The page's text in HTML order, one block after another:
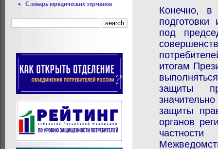
Словарь юридических терминов
Конечно, в
под
итогам
защиты
защиты
органов